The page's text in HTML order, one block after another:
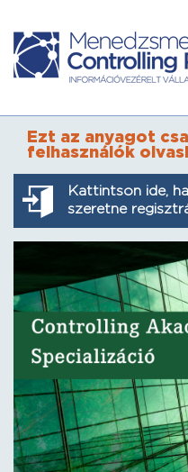
Ezt az anyagot
felhasználók
Kattintson ide, ha
szeretne